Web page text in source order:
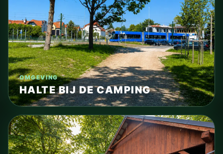
OMGEVING
HALTE BIJ DE CAMPING